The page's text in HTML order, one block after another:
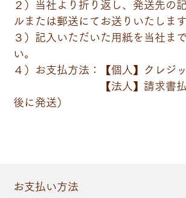
２）当社より折り返し、発送先の
ルまたは郵送にてお送りいたします
３）記入いただいた用紙を当社ま
い。
４）お支払方法：【個人】クレジ
【法人】請求書払い
後に発送）
お支払い方法